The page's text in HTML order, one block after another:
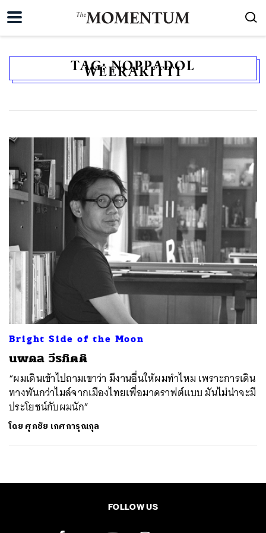
TAG:NOPPADOL
WEERAKITTI
Bright Side of the Moon
นพดล วีรกิตติ
“ผมเดินเข้าไปถามเขาว่า มีงานอื่นให้ผมทำไหม เพราะการเดิน
ทางพันกว่าไมล์จากเมืองไทยเพื่อมาดราฟต์แบบ มันไม่น่าจะมี
ประโยชน์กับผมนัก”
โดย ศุภชัย เกศการุณกุล
FOLLOW US
ค้นหา
SHARE TWEET